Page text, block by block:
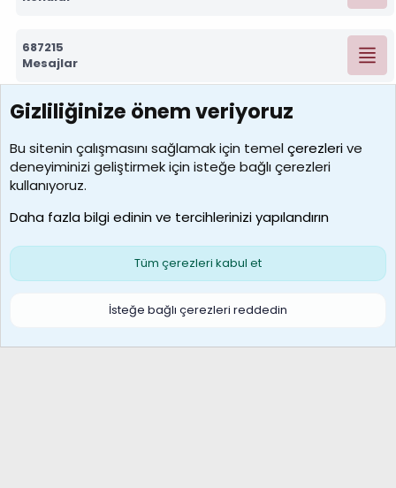
687215
Mesajlar
7388
Kullanıcılar
borabekirogluu
Son üye
Çerezler
S
Gizliliğinize önem veriyoruz
Bu sitenin çalışmasını sağlamak için temelçerezlerive
deneyiminizi geliştirmek için isteğe bağlı çerezleri
kullanıyoruz.
Daha fazla bilgi edinin ve tercihlerinizi yapılandırın
Tüm çerezleri kabul et
İsteğe bağlı çerezleri reddedin